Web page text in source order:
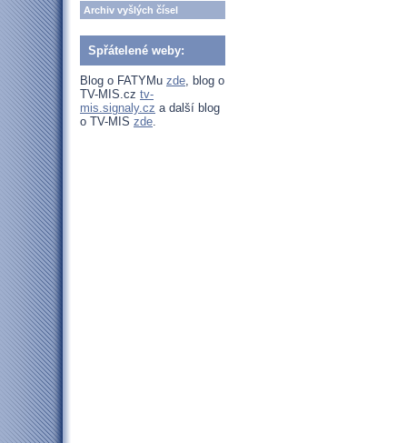
Archiv vyšlých čísel
Spřátelené weby:
Blog o FATYMu zde, blog o
TV-MIS.cz tv-
mis.signaly.cz a další blog
o TV-MIS zde.